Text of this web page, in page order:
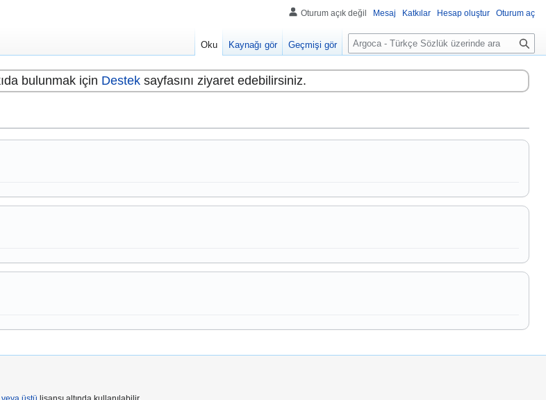
bulunmak için Desteksayfasını ziyaret edebilirsiniz.
Oturum açık değil Mesaj Katkılar Hesap oluştur Oturum aç
Oku Kaynağı gör Geçmişi gör
A
r
a